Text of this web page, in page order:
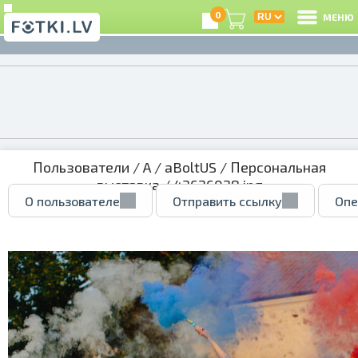
0 МЕНЮ
Пользователи /A/ aBoltUS / Персональная
выставка/ 43626028.jpg
О пользователе Отправить ссылку